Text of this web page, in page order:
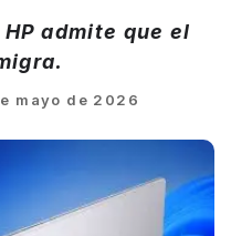
admite que el
mayo de 2026